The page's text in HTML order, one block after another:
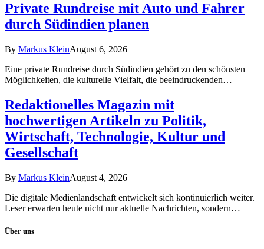
Private Rundreise mit Auto und Fahrer
durch Südindien planen
By Markus KleinAugust 6, 2026
Eine private Rundreise durch Südindien gehört zu den schönsten
Möglichkeiten, die kulturelle Vielfalt, die beeindruckenden…
Redaktionelles Magazin mit
hochwertigen Artikeln zu Politik,
Wirtschaft, Technologie, Kultur und
Gesellschaft
By Markus KleinAugust 4, 2026
Die digitale Medienlandschaft entwickelt sich kontinuierlich weiter.
Leser erwarten heute nicht nur aktuelle Nachrichten, sondern…
Über uns